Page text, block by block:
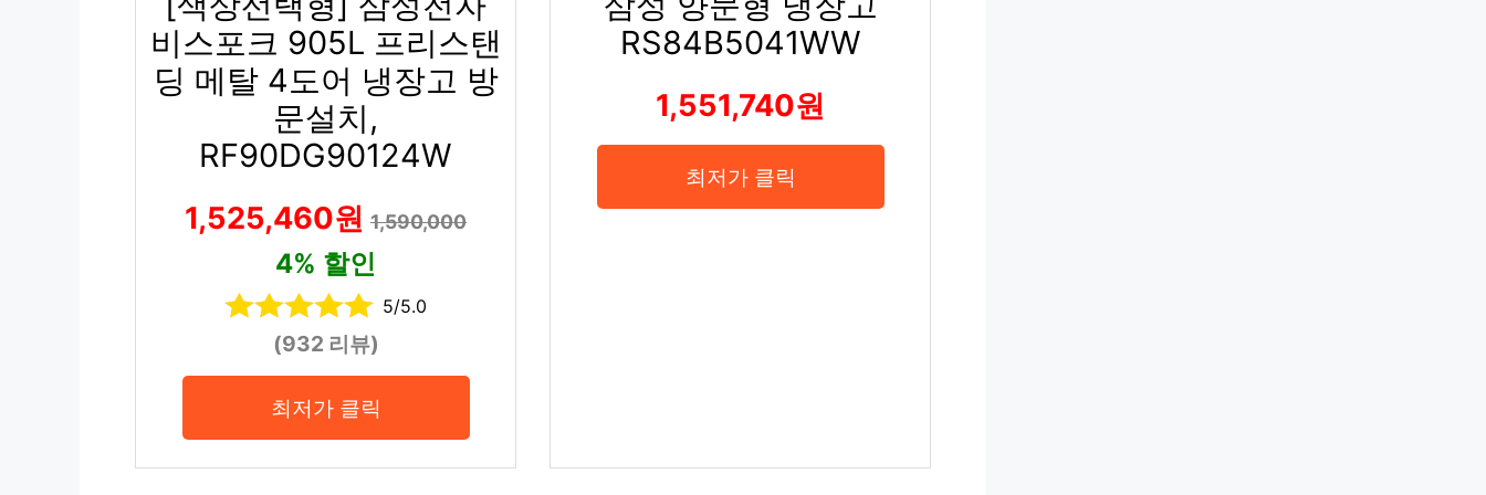
비스포크 905L 프리스탠
딩 메탈 4도어 냉장고 방
문설치,
RF90DG90124W
1,525,460원 1,590,000
4% 할인
5/5.0
(932 리뷰)
최저가 클릭
RS84B5041WW
1,551,740원
최저가 클릭